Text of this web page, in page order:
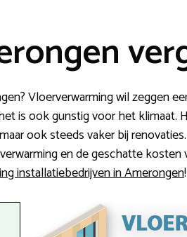
Vloerverwarming wil zeggen
is ook gunstig voor het klimaat.
ook steeds vaker bij
en de geschatte kosten
installatiebedrijven in Amerongen!